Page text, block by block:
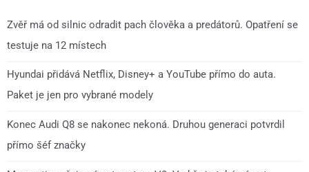
Zvěř má od silnic odradit pach člověka a predátorů. Opatření se
testuje na 12 místech
Hyundai přidává Netflix, Disney+ a YouTube přímo do auta.
Paket je jen pro vybrané modely
Konec Audi Q8 se nakonec nekoná. Druhou generaci potvrdil
přímo šéf značky